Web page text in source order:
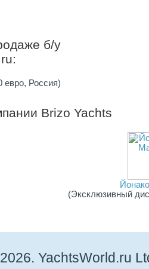
б/у
евро, Россия)
Brizo Yachts
(Эксклюзивный
YachtsWorld.ru